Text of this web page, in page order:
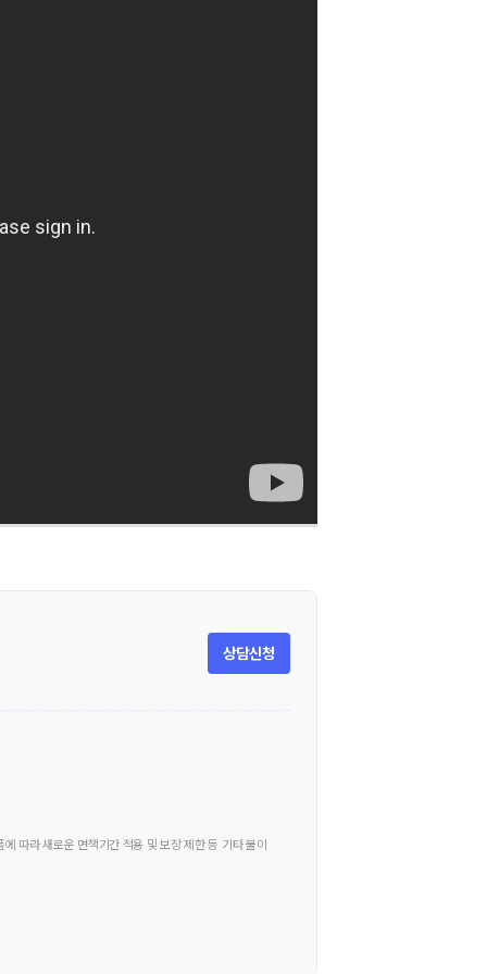
상담신청
따라 새로운 면책기간 적용 및 보장 제한 등 기타 불이